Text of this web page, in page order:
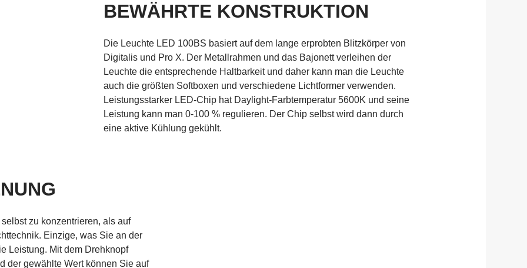
BEWÄHRTE KONSTRUKTION
Die Leuchte LED 100BS basiert auf dem lange erprobten Blitzkörper von
Digitalis und Pro X. Der Metallrahmen und das Bajonett verleihen der
Leuchte die entsprechende Haltbarkeit und daher kann man die Leuchte
auch die größten Softboxen und verschiedene Lichtformer verwenden.
Leistungsstarker LED-Chip hat Daylight-Farbtemperatur 5600K und seine
Leistung kann man 0-100 % regulieren. Der Chip selbst wird dann durch
eine aktive Kühlung gekühlt.
zu konzentrieren, als auf
Einzige, was Sie an der
Leistung. Mit dem Drehknopf
der gewählte Wert können Sie auf